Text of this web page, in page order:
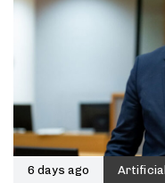
6 days ago